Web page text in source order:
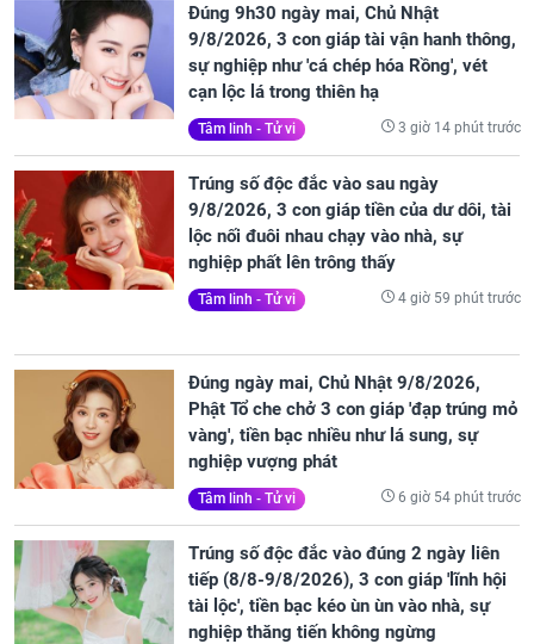
Đúng 9h30 ngày mai, Chủ Nhật
9/8/2026, 3 con giáp tài vận hanh thông,
sự nghiệp như 'cá chép hóa Rồng', vét
cạn lộc lá trong thiên hạ
Tâm linh - Tử vi 3 giờ 14 phút trước
Trúng số độc đắc vào sau ngày
9/8/2026, 3 con giáp tiền của dư dôi, tài
lộc nối đuôi nhau chạy vào nhà, sự
nghiệp phất lên trông thấy
Tâm linh - Tử vi 4 giờ 59 phút trước
Đúng ngày mai, Chủ Nhật 9/8/2026,
Phật Tổ che chở 3 con giáp 'đạp trúng mỏ
vàng', tiền bạc nhiều như lá sung, sự
nghiệp vượng phát
Tâm linh - Tử vi 6 giờ 54 phút trước
Trúng số độc đắc vào đúng 2 ngày liên
tiếp (8/8-9/8/2026), 3 con giáp 'lĩnh hội
tài lộc', tiền bạc kéo ùn ùn vào nhà, sự
nghiệp thăng tiến không ngừng